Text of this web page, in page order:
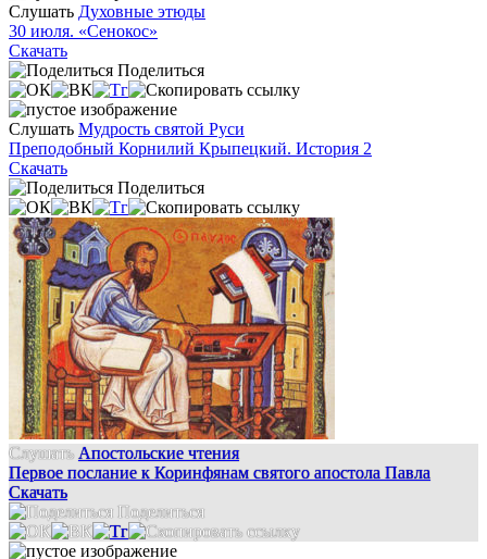
Слушать Духовные этюды
30 июля. «Сенокос»
Скачать
Поделиться
Слушать Мудрость святой Руси
Преподобный Корнилий Крыпецкий. История 2
Скачать
Поделиться
Слушать Апостольские чтения
Первое послание к Коринфянам святого апостола Павла
Скачать
Поделиться